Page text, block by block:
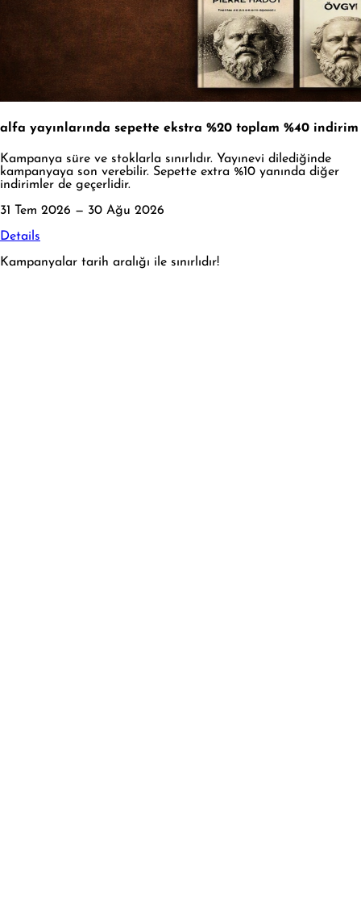
alfa yayınlarında sepette ekstra %20 toplam %40 indirim
Kampanya süre ve stoklarla sınırlıdır. Yayınevi dilediğinde
kampanyaya son verebilir. Sepette extra %10 yanında diğer
indirimler de geçerlidir.
31 Tem 2026 — 30 Ağu 2026
Details
Kampanyalar tarih aralığı ile sınırlıdır!